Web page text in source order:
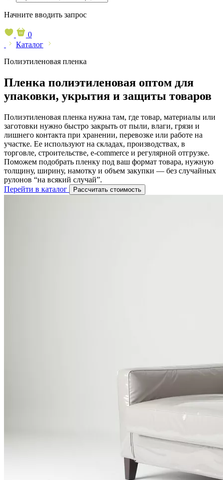
Начните вводить запрос
0
Каталог
Полиэтиленовая пленка
Пленка полиэтиленовая оптом для
упаковки, укрытия и защиты товаров
Полиэтиленовая пленка нужна там, где товар, материалы или
заготовки нужно быстро закрыть от пыли, влаги, грязи и
лишнего контакта при хранении, перевозке или работе на
участке. Ее используют на складах, производствах, в
торговле, строительстве, e-commerce и регулярной отгрузке.
Поможем подобрать пленку под ваш формат товара, нужную
толщину, ширину, намотку и объем закупки — без случайных
рулонов “на всякий случай”.
Перейти в каталог
Рассчитать стоимость